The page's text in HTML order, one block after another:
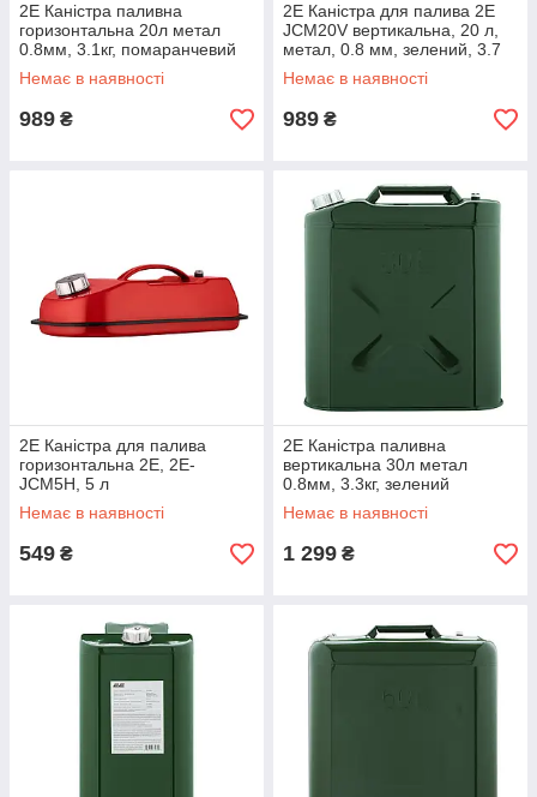
2E Каністра паливна
горизонтальна 20л метал
0.8мм, 3.1кг, помаранчевий
Немає в наявності
989 ₴
2E Каністра для палива 2E
JCM20V вертикальна, 20 л,
метал, 0.8 мм, зелений, 3.7
кг
Немає в наявності
989 ₴
2E Каністра для палива
горизонтальна 2E, 2E-
JCM5H, 5 л
Немає в наявності
549 ₴
2E Каністра паливна
вертикальна 30л метал
0.8мм, 3.3кг, зелений
Немає в наявності
1 299 ₴